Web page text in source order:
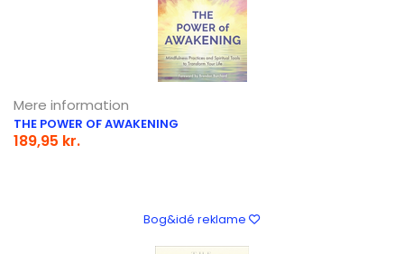
Mere information
THE POWER OF AWAKENING
189,95 kr.
Bog&idé reklame